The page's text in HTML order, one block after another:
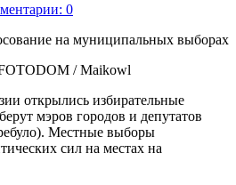
0
/ Maikowl
открылись избирательные
мэров городов и депутатов
Местные выборы
сил на местах на